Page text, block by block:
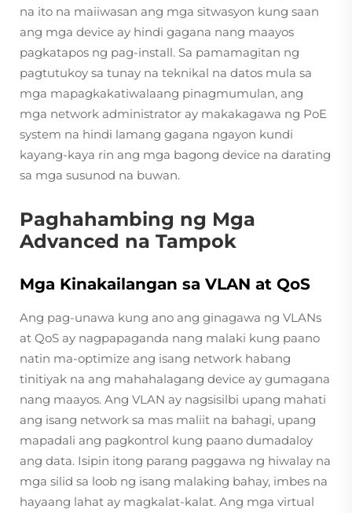
na ito na maiiwasan ang mga sitwasyon kung saan
ang mga device ay hindi gagana nang maayos
pagkatapos ng pag-install. Sa pamamagitan ng
pagtutukoy sa tunay na teknikal na datos mula sa
mga mapagkakatiwalaang pinagmumulan, ang
mga network administrator ay makakagawa ng PoE
system na hindi lamang gagana ngayon kundi
kayang-kaya rin ang mga bagong device na darating
sa mga susunod na buwan.
Paghahambing ng Mga
Advanced na Tampok
Mga Kinakailangan sa VLAN at QoS
Ang pag-unawa kung ano ang ginagawa ng VLANs
at QoS ay nagpapaganda nang malaki kung paano
natin ma-optimize ang isang network habang
tinitiyak na ang mahahalagang device ay gumagana
nang maayos. Ang VLAN ay nagsisilbi upang mahati
ang isang network sa mas maliit na bahagi, upang
mapadali ang pagkontrol kung paano dumadaloy
ang data. Isipin itong parang paggawa ng hiwalay na
mga silid sa loob ng isang malaking bahay, imbes na
hayaang lahat ay magkalat-kalat. Ang mga virtual